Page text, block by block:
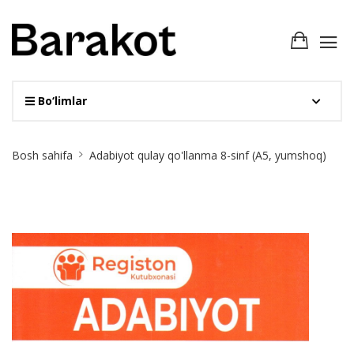
Bo‘limlar
Breadcrumb
Bosh sahifa Adabiyot qulay qo'llanma 8-sinf (А5, yumshoq)